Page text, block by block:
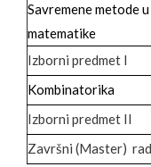
Savremene metode
matematike
Izborni predmet I
Kombinatorika
Izborni predmet II
Završni (Master) rad